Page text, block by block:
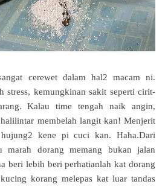
cerewet dalam hal2 macam ni.
stress, kemungkinan sakit seperti cirit-
Kalau time tengah naik angin,
membelah langit kan! Menjerit
kene pi cuci kan. Haha.Dari
marah dorang memang bukan jalan
beri lebih beri perhatianlah kat dorang
korang melepas kat luar tandas